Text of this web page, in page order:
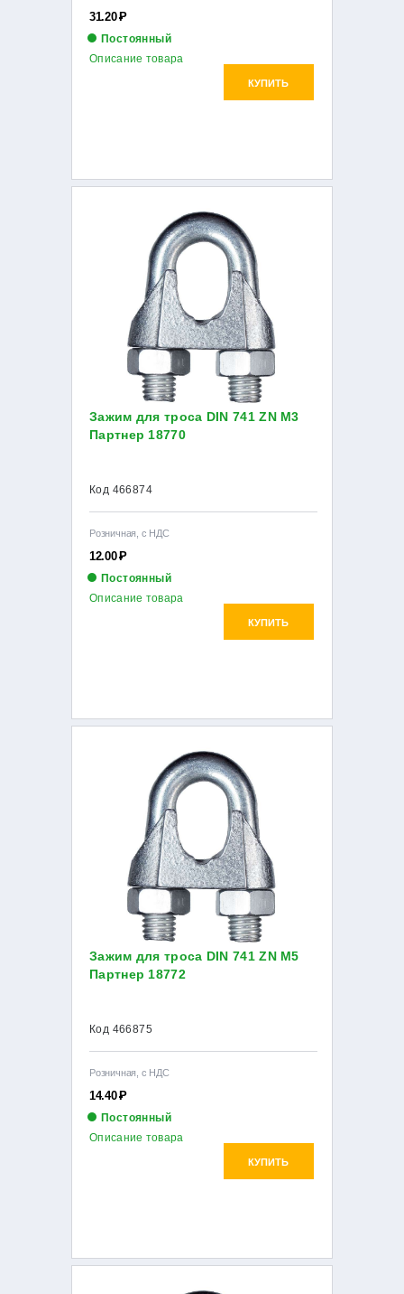
31.20Р
Постоянный
КУПИТЬ
Описание товара
Зажим для троса DIN 741 ZN М3
Партнер 18770
Код 466874
Розничная, с НДС
12.00Р
Постоянный
КУПИТЬ
Описание товара
Зажим для троса DIN 741 ZN М5
Партнер 18772
Код 466875
Розничная, с НДС
14.40Р
Постоянный
КУПИТЬ
Описание товара